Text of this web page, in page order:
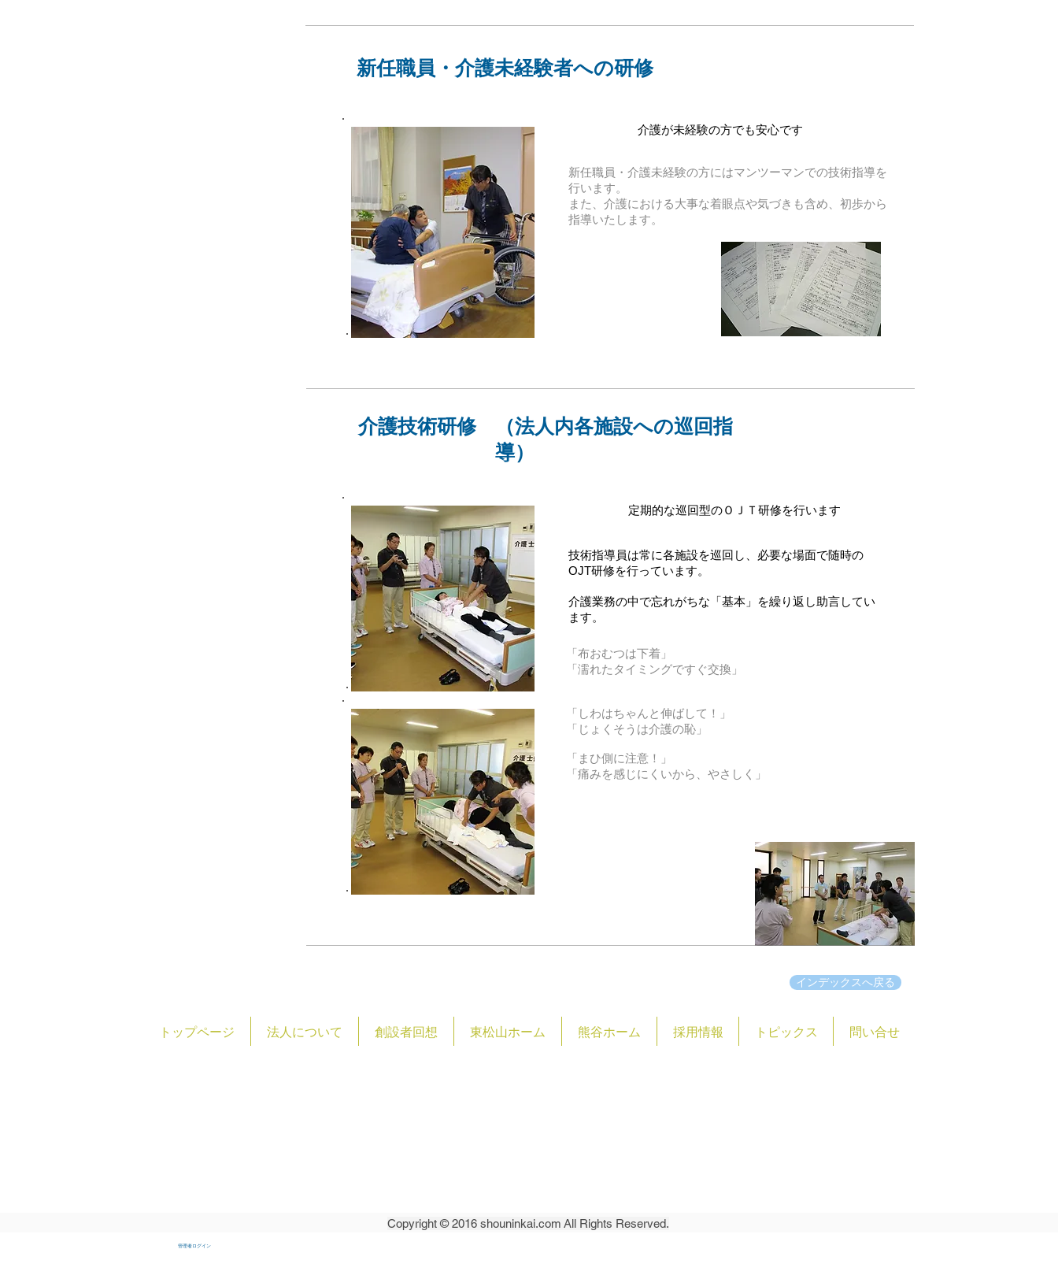
新任職員・介護未経験の方にはマンツーマンでの技術指導を
行います。
​また、介護における大事な着眼点や気づきも含め、初歩から
指導いたします。
技術指導員は常に各施設を巡回し、必要な場面で随時の
OJT研修を行っています。​
介護業務の中で忘れがちな「基本」を繰り返し助言してい
ます。
「布おむつは下着」
​「濡れたタイミングですぐ交換」
「しわはちゃんと伸ばして！」
​「じょくそうは介護の恥」
「まひ側に注意！」
​「痛みを感じにくいから、やさしく」
​新任職員・介護未経験者への研修
​介護が未経験の方でも安心です
（法人内各施設への巡回指
導）
定期的な巡回型のＯＪＴ研修を行います
​介護技術研修
インデックスへ戻る
トップページ 法人について 創設者回想 東松山ホーム 熊谷ホーム 採用情報 トピックス 問い合せ
Copyright © 2016 shouninkai.com All Rights Reserved.
管理者ログイン